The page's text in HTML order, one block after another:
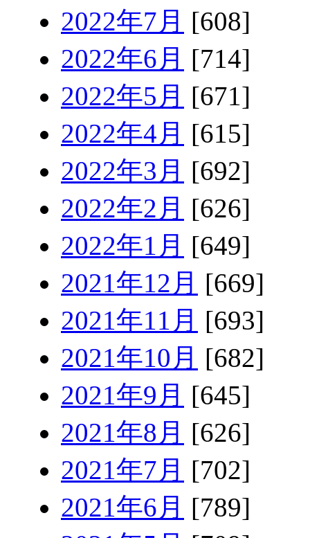
2022年7月 [608]
2022年6月 [714]
2022年5月 [671]
2022年4月 [615]
2022年3月 [692]
2022年2月 [626]
2022年1月 [649]
2021年12月 [669]
2021年11月 [693]
2021年10月 [682]
2021年9月 [645]
2021年8月 [626]
2021年7月 [702]
2021年6月 [789]